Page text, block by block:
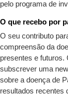
pelo programa de
O que recebo por
O seu contributo
compreensão da
presentes e futuros.
subscrever uma
sobre a doença de
resultados recentes